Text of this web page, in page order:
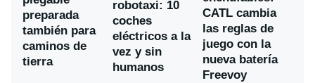
preparada
también para
caminos de
tierra
robotaxi: 10
coches
eléctricos a la
vez y sin
humanos
CATL cambia
las reglas de
juego con la
nueva batería
Freevoy